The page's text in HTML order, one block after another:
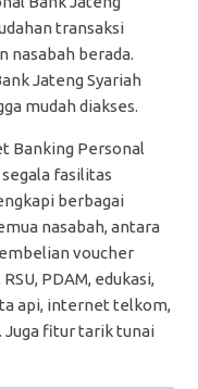
transaksi
nasabah berada.
Jateng Syariah
mudah diakses.
Banking Personal
fasilitas
berbagai
nasabah, antara
voucher
PDAM, edukasi,
api, internet telkom,
Juga fitur tarik tunai